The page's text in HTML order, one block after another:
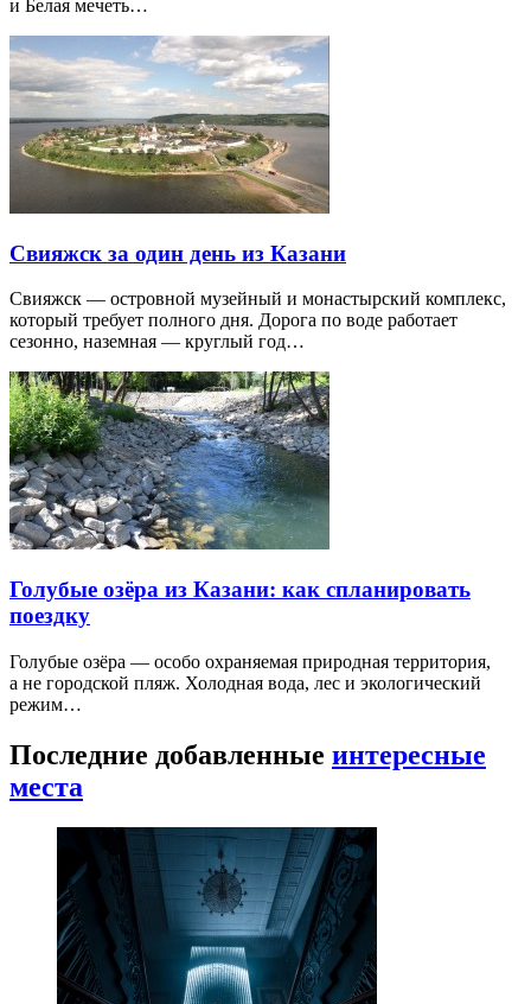
и Белая мечеть…
Свияжск за один день из Казани
Свияжск — островной музейный и монастырский комплекс,
который требует полного дня. Дорога по воде работает
сезонно, наземная — круглый год…
Голубые озёра из Казани: как спланировать
поездку
Голубые озёра — особо охраняемая природная территория,
а не городской пляж. Холодная вода, лес и экологический
режим…
Последние добавленные интересные
места